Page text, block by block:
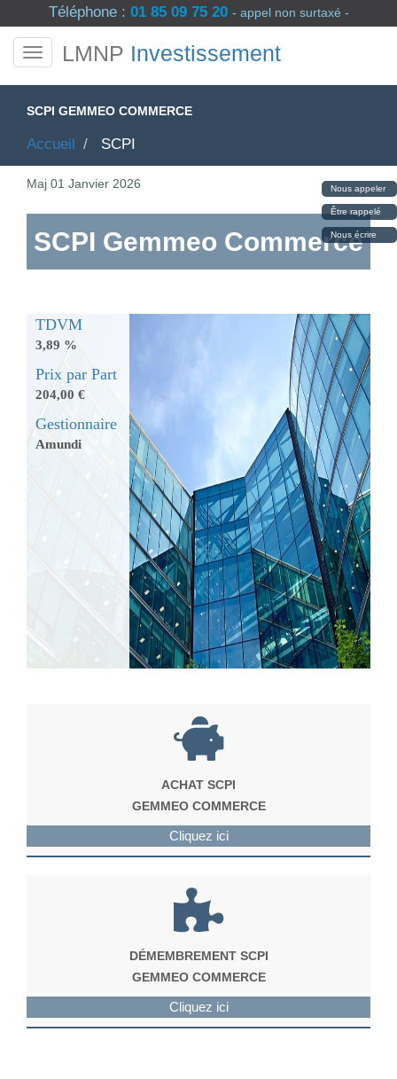
Téléphone : 01 85 09 75 20 - appel non surtaxé -
Nous appeler
Être rappelé
Nous écrire
LMNP Investissement
SCPI GEMMEO COMMERCE
Accueil SCPI
Maj 01 Janvier 2026
SCPI Gemmeo Commerce
TDVM
3,89 %
Prix par Part
204,00 €
Gestionnaire
Amundi
ACHAT SCPI
GEMMEO COMMERCE
Cliquez ici
DÉMEMBREMENT SCPI
GEMMEO COMMERCE
Cliquez ici